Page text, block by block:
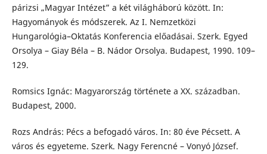
párizsi „Magyar Intézet” a két világháború között. In:
Hagyományok és módszerek. Az I. Nemzetközi
Hungarológia–Oktatás Konferencia előadásai. Szerk. Egyed
Orsolya – Giay Béla – B. Nádor Orsolya. Budapest, 1990. 109–
129.
Romsics Ignác: Magyarország története a XX. században.
Budapest, 2000.
Rozs András: Pécs a befogadó város. In: 80 éve Pécsett. A
város és egyeteme. Szerk. Nagy Ferencné – Vonyó József.